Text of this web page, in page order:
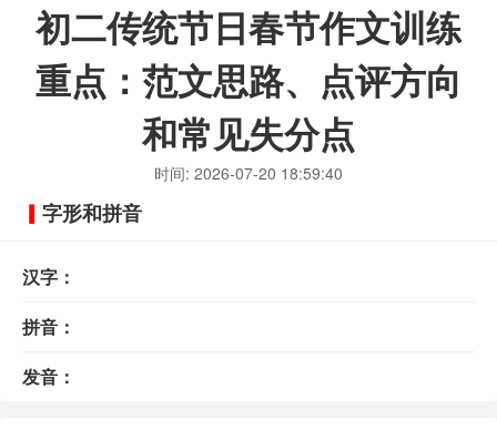
初二传统节日春节作文训练
重点：范文思路、点评方向
和常见失分点
时间: 2026-07-20 18:59:40
字形和拼音
汉字：
拼音：
发音：